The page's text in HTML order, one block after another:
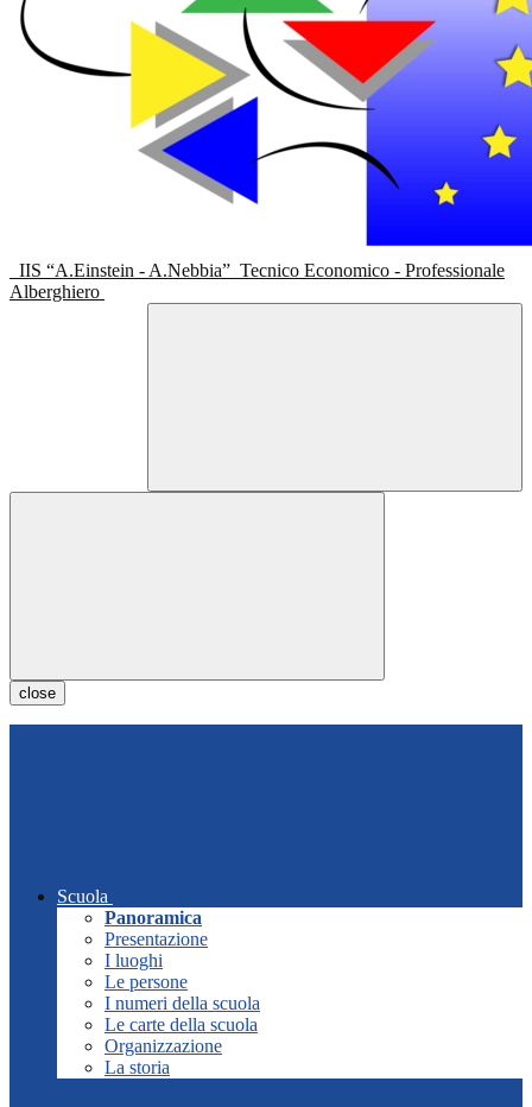
IIS “A.Einstein - A.Nebbia” Tecnico Economico - Professionale
Alberghiero
close
Scuola
Panoramica
Presentazione
I luoghi
Le persone
I numeri della scuola
Le carte della scuola
Organizzazione
La storia